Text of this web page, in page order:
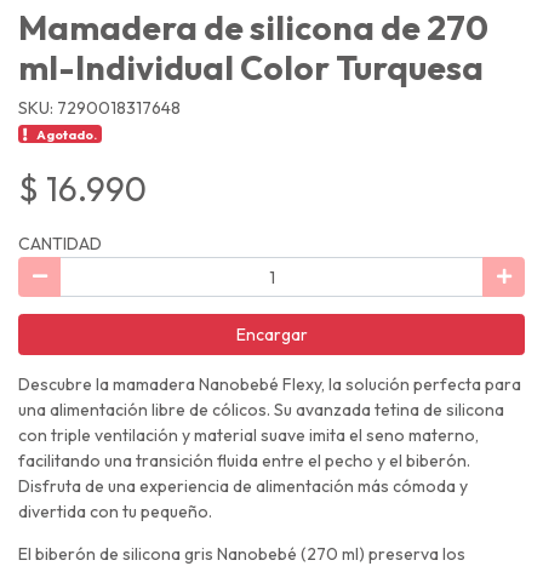
Mamadera de silicona de 270
ml-Individual Color Turquesa
SKU: 7290018317648
Agotado.
$ 16.990
CANTIDAD
Encargar
Descubre la mamadera Nanobebé Flexy, la solución perfecta para
una alimentación libre de cólicos. Su avanzada tetina de silicona
con triple ventilación y material suave imita el seno materno,
facilitando una transición fluida entre el pecho y el biberón.
Disfruta de una experiencia de alimentación más cómoda y
divertida con tu pequeño.
El biberón de silicona gris Nanobebé (270 ml) preserva los